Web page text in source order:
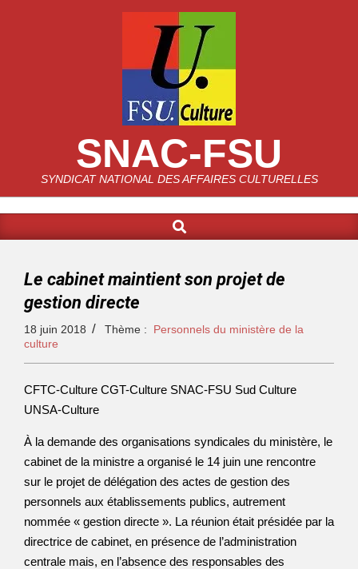
SNAC-FSU
SYNDICAT NATIONAL DES AFFAIRES CULTURELLES
Le cabinet maintient son projet de
gestion directe
18 juin 2018 Thème :
Personnels du ministère de la
culture
CFTC-Culture CGT-Culture SNAC-FSU Sud Culture
UNSA-Culture
À la demande des organisations syndicales du ministère, le
cabinet de la ministre a organisé le 14 juin une rencontre
sur le projet de délégation des actes de gestion des
personnels aux établissements publics, autrement
nommée « gestion directe ». La réunion était présidée par la
directrice de cabinet, en présence de l’administration
centrale mais, en l’absence des responsables des